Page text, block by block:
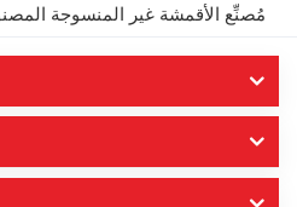
مُصنِّع الأقمشة غير المنسوجة